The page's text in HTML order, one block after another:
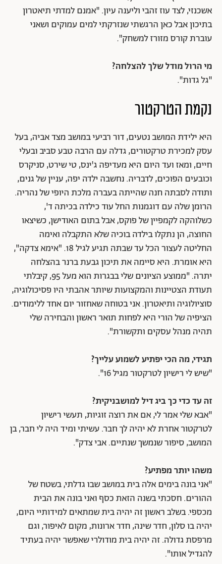
אשכנזי, לצד עוז זהבי וליענה עיון. "אמנם למדתי תיאטרון
בתיכון אבל כאן הרגשתי שנזרקתי למים עמוקים ושאני
עוברת קורס מזורז למשחק".
מי הרול מודל שלך להצלחה?
"גל גדות".
נקמת הטרקטור
היא ילידת המושב נטעים, דור רביעי במושב מצד אביה, בעל
עסק למכירת טרקטורים, גדלה עם הרבה טבע סביב ובעלי
חיים, ומאז ועד היום היא מעדיפה ג'ינס, טי שירט, סניקרס
וכובעים הפוכים, לדבריה. נחשבה ילדה יפה, עניין של גנים,
ותודה לסבתה חנה שהייתה בעברה מלכת היופי של נהריה.
הרומן שלה עם דוגמנות החל עוד כילדה בכיתה ד',
כשלוהקה לקמפיין של פוקס, אבל בתום האודישן, כשיצאו
החוצה, הן נתקלו בילדה בוכיה שלא התקבלה ואימה
החליטה לעצור הכל עד שבתה תגיע לגיל 18. "אימא צדקה",
היא אומרת. היא סיימה את תיכון גבעת ברנר בהצלחה
יתרה. "ממוצע הציונים שלי בבגרות הוא מעל 95, קיבלתי
תעודת הצטיינות והמקצועות שיותר אהבתי היו פסיכולוגיה,
סוציולוגיה ותיאטרון. אני בטוחה שאחזור יום אחד ללימודים.
הציפיה של הורי היא לפחות תואר ראשון והבחירה שלי
תהיה מנהל עסקים ותקשורת".
תגידי, מה הכי יפתיע לשמוע עלייך?
"שיש לי רישיון לטרקטור מגיל 16".
זה עד כדי כך ביג דיל למושבניקית?
"אבא שלי אמר לי, אם את רוצה זוגיות, תעשי רישיון
לטרקטור אחרת לא יהיה לך חבר. עשיתי ומיד היה לי חבר, בן
המושב, סיפור שנמשך שנתיים. אבי צדק".
משהו יותר מפתיע?
"אני בונה בימים אלה בית במושב שבו גדלתי, בשטח של
ההורים. חסכתי בשנה הזאת כסף ואני בונה את הבית
מכספי. בשלב ראשון זה יהיה בית שמתאים למידותיי היום,
יהיה בו סלון, חדר שינה, חדר ארונות, מקום לאיפור, וגם
מרפסת גדולה. זה יהיה בית מודולרי שאפשר יהיה בעתיד
להגדיל אותו".